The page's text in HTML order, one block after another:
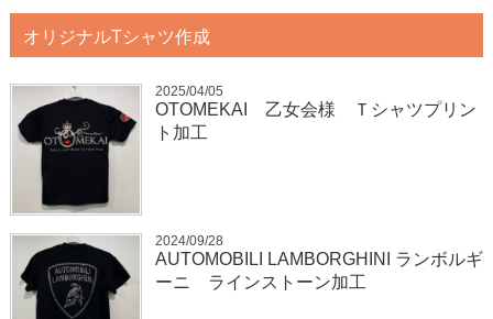
オリジナルTシャツ作成
2025/04/05
OTOMEKAI 乙女会様 Ｔシャツプリン
ト加工
2024/09/28
AUTOMOBILI LAMBORGHINI ランボルギ
ーニ ラインストーン加工